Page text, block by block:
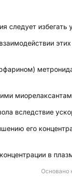
избегать
вследствие
его
в
Основано